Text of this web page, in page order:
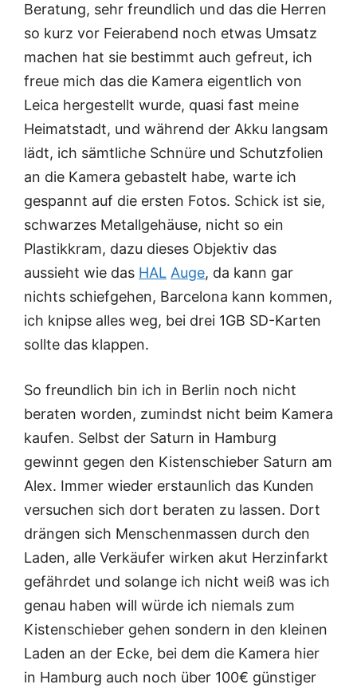
Beratung, sehr freundlich und das die Herren
so kurz vor Feierabend noch etwas Umsatz
machen hat sie bestimmt auch gefreut, ich
freue mich das die Kamera eigentlich von
Leica hergestellt wurde, quasi fast meine
Heimatstadt, und während der Akku langsam
lädt, ich sämtliche Schnüre und Schutzfolien
an die Kamera gebastelt habe, warte ich
gespannt auf die ersten Fotos. Schick ist sie,
schwarzes Metallgehäuse, nicht so ein
Plastikkram, dazu dieses Objektiv das
aussieht wie das HAL Auge, da kann gar
nichts schiefgehen, Barcelona kann kommen,
ich knipse alles weg, bei drei 1GB SD-Karten
sollte das klappen.
So freundlich bin ich in Berlin noch nicht
beraten worden, zumindst nicht beim Kamera
kaufen. Selbst der Saturn in Hamburg
gewinnt gegen den Kistenschieber Saturn am
Alex. Immer wieder erstaunlich das Kunden
versuchen sich dort beraten zu lassen. Dort
drängen sich Menschenmassen durch den
Laden, alle Verkäufer wirken akut Herzinfarkt
gefährdet und solange ich nicht weiß was ich
genau haben will würde ich niemals zum
Kistenschieber gehen sondern in den kleinen
Laden an der Ecke, bei dem die Kamera hier
in Hamburg auch noch über 100€ günstiger